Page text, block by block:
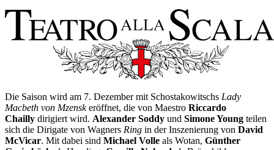
Die Saison wird am 7. Dezember mit Schostakowitschs Lady
Macbeth von Mzenskeröffnet, die von Maestro Riccardo
Chailly dirigiert wird. Alexander Soddy und Simone Young teilen
sich die Dirigate von Wagners Ring in der Inszenierung von David
McVicar. Mit dabei sind Michael Volle als Wotan, Günther